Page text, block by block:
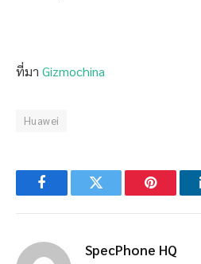
ที่มา Gizmochina
Huawei
FacebookTwitter Pinterest
SpecPhone HQ